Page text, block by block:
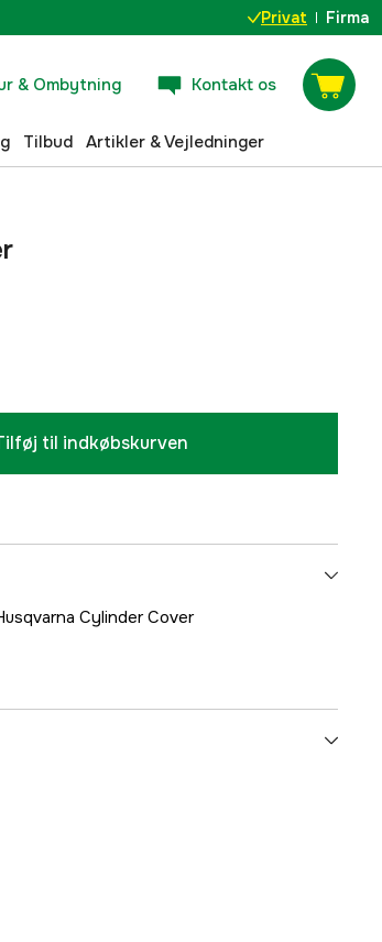
Privat Firma
& Ombytning Kontakt os
Tilbud Artikler & Vejledninger
til indkøbskurven
Cylinder Cover